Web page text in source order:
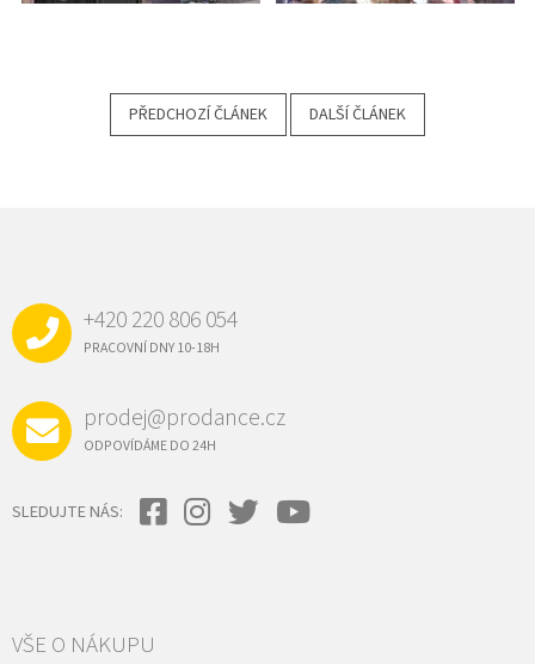
PŘEDCHOZÍ ČLÁNEK DALŠÍ ČLÁNEK
+420 220 806 054
PRACOVNÍ DNY 10-18H
prodej@prodance.cz
ODPOVÍDÁME DO 24H
SLEDUJTE NÁS:
VŠE O NÁKUPU